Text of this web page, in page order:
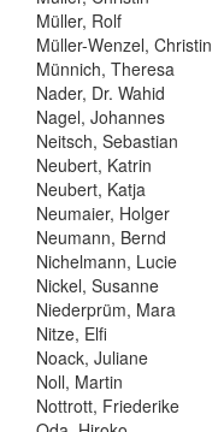
Müller, Rolf
Müller-Wenzel, Christin
Münnich, Theresa
Nader, Dr. Wahid
Nagel, Johannes
Neitsch, Sebastian
Neubert, Katrin
Neubert, Katja
Neumaier, Holger
Neumann, Bernd
Nichelmann, Lucie
Nickel, Susanne
Niederprüm, Mara
Nitze, Elfi
Noack, Juliane
Noll, Martin
Nottrott, Friederike